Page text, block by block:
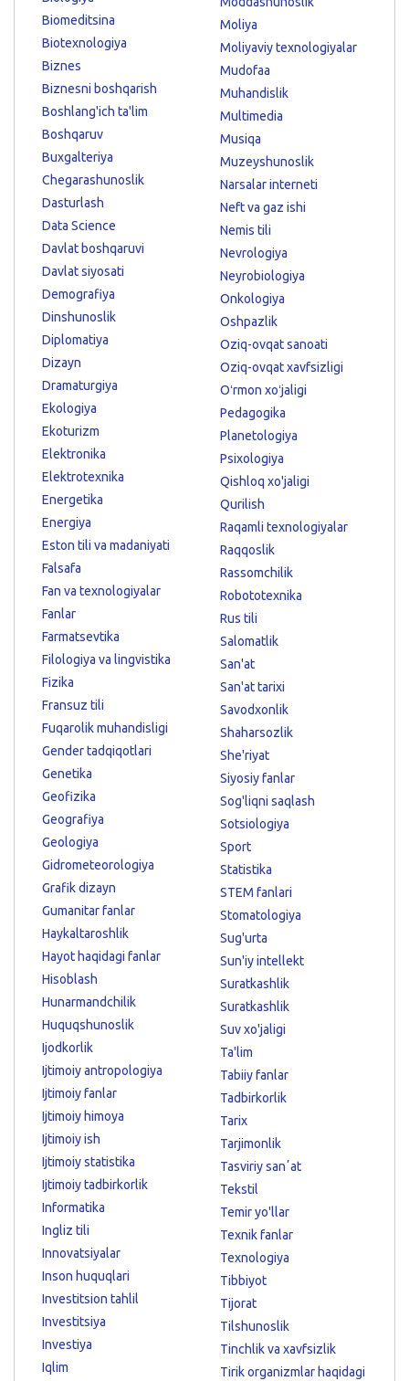
Biomeditsina
Biotexnologiya
Biznes
Biznesni boshqarish
Boshlang'ich ta'lim
Boshqaruv
Buxgalteriya
Chegarashunoslik
Dasturlash
Data Science
Davlat boshqaruvi
Davlat siyosati
Demografiya
Dinshunoslik
Diplomatiya
Dizayn
Dramaturgiya
Ekologiya
Ekoturizm
Elektronika
Elektrotexnika
Energetika
Energiya
Eston tili va madaniyati
Falsafa
Fan va texnologiyalar
Fanlar
Farmatsevtika
Filologiya va lingvistika
Fizika
Fransuz tili
Fuqarolik muhandisligi
Gender tadqiqotlari
Genetika
Geofizika
Geografiya
Geologiya
Gidrometeorologiya
Grafik dizayn
Gumanitar fanlar
Haykaltaroshlik
Hayot haqidagi fanlar
Hisoblash
Hunarmandchilik
Huquqshunoslik
Ijodkorlik
Ijtimoiy antropologiya
Ijtimoiy fanlar
Ijtimoiy himoya
Ijtimoiy ish
Ijtimoiy statistika
Ijtimoiy tadbirkorlik
Informatika
Ingliz tili
Innovatsiyalar
Inson huquqlari
Investitsion tahlil
Investitsiya
Investiya
Iqlim
Moliya
Moliyaviy texnologiyalar
Mudofaa
Muhandislik
Multimedia
Musiqa
Muzeyshunoslik
Narsalar interneti
Neft va gaz ishi
Nemis tili
Nevrologiya
Neyrobiologiya
Onkologiya
Oshpazlik
Oziq-ovqat sanoati
Oziq-ovqat xavfsizligi
Oʻrmon xoʻjaligi
Pedagogika
Planetologiya
Psixologiya
Qishloq xo'jaligi
Qurilish
Raqamli texnologiyalar
Raqqoslik
Rassomchilik
Robototexnika
Rus tili
Salomatlik
San'at
San'at tarixi
Savodxonlik
Shaharsozlik
She'riyat
Siyosiy fanlar
Sog'liqni saqlash
Sotsiologiya
Sport
Statistika
STEM fanlari
Stomatologiya
Sug'urta
Sun'iy intellekt
Suratkashlik
Suratkashlik
Suv xo'jaligi
Ta'lim
Tabiiy fanlar
Tadbirkorlik
Tarix
Tarjimonlik
Tasviriy sanʼat
Tekstil
Temir yo'llar
Texnik fanlar
Texnologiya
Tibbiyot
Tijorat
Tilshunoslik
Tinchlik va xavfsizlik
Tirik organizmlar haqidagi